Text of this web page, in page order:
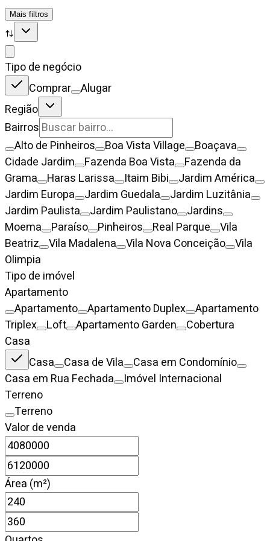
Mais filtros
Tipo de negócio
Comprar Alugar
Região
Bairros
Alto de Pinheiros
Boa Vista Village
Boaçava
Cidade Jardim
Fazenda Boa Vista
Fazenda da
Grama
Haras Larissa Itaim Bibi
Jardim América
Jardim Europa
Jardim Guedala
Jardim Luzitânia
Jardim Paulista
Jardim Paulistano
Jardins
Moema
Paraíso Pinheiros Real Parque
Vila
Beatriz
Vila Madalena Vila Nova Conceição Vila
Olimpia
Tipo de imóvel
Apartamento
Apartamento Apartamento Duplex Apartamento
Triplex
Loft Apartamento Garden
Cobertura
Casa
Casa
Casa de Vila
Casa em Condomínio
Casa em Rua Fechada
Imóvel Internacional
Terreno
Terreno
Valor de venda
Área (m²)